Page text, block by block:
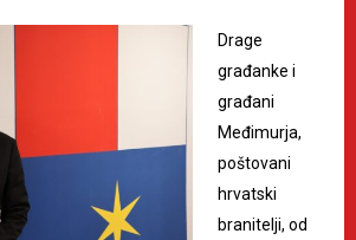
Drage
građanke i
građani
Međimurja,
poštovani
hrvatski
branitelji, od